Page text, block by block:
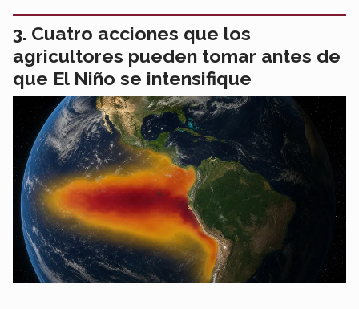
Cuatro acciones que los
agricultores pueden tomar antes de
que El Niño se intensifique